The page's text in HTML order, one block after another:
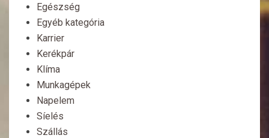
Egészség
Egyéb kategória
Karrier
Kerékpár
Klíma
Munkagépek
Napelem
Síelés
Szállás